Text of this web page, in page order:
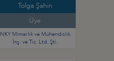
Tolga Şahin
Üye
NKY Mimarlık ve Mühendislik
İnş. ve Tic. Ltd. Şti.